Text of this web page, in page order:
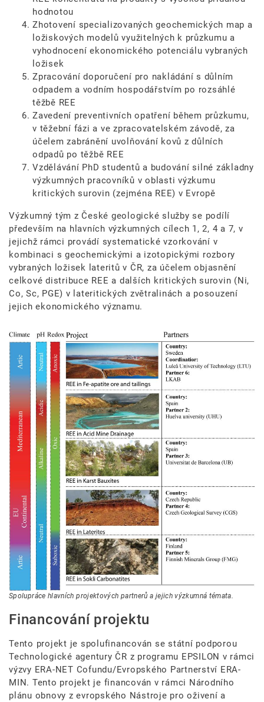
hodnotou
Zhotovení specializovaných geochemických map a
ložiskových modelů využitelných k průzkumu a
vyhodnocení ekonomického potenciálu vybraných
ložisek
Zpracování doporučení pro nakládání s důlním
odpadem a vodním hospodářstvím po rozsáhlé
těžbě REE
Zavedení preventivních opatření během průzkumu,
v těžební fázi a ve zpracovatelském závodě, za
účelem zabránění uvolňování kovů z důlních
odpadů po těžbě REE
Vzdělávání PhD studentů a budování silné základny
výzkumných pracovníků v oblasti výzkumu
kritických surovin (zejména REE) v Evropě
Výzkumný tým z České geologické služby se podílí
především na hlavních výzkumných cílech 1, 2, 4 a 7, v
jejichž rámci provádí systematické vzorkování v
kombinaci s geochemickými a izotopickými rozbory
vybraných ložisek lateritů v ČR, za účelem objasnění
celkové distribuce REE a dalších kritických surovin (Ni,
Co, Sc, PGE) v lateritických zvětralinách a posouzení
jejich ekonomického významu.
Spolupráce hlavních projektových partnerů a jejich výzkumná témata.
Financování projektu
Tento projekt je spolufinancován se státní podporou
Technologické agentury ČR z programu EPSILON v rámci
výzvy ERA-NET Cofundu/Evropského Partnerství ERA-
MIN. Tento projekt je financován v rámci Národního
plánu obnovy z evropského Nástroje pro oživení a